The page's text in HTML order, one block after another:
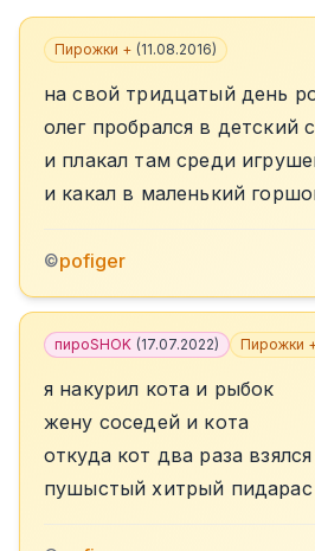
Пирожки + (11.08.2016)
на свой тридцатый день
олег пробрался в детский
и плакал там среди
и какал в маленький
©pofiger
пироSHOK (17.07.2022) Пирожки
я накурил кота и рыбок
жену соседей и кота
откуда кот два раза взялся
пушыстый хитрый пидарас